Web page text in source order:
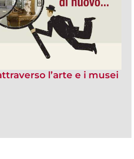
l’arte e i musei